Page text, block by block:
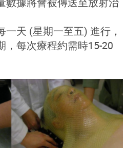
一天 (星期一至五) 進行，
，每次療程約需時15-20